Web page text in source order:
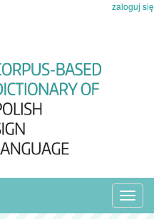
zaloguj się